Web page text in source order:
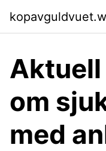
om
med